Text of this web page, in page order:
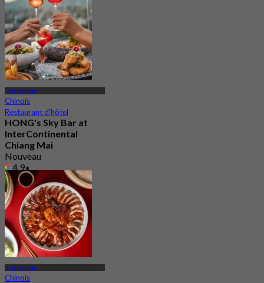
Chiang Mai
Chinois
Restaurant d'hôtel
HONG's Sky Bar at
InterContinental
Chiang Mai
Nouveau
4.9
De฿ 337.5
Chiang Mai
Chinois